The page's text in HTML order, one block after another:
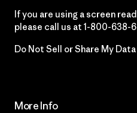
If you are using a screen
please call us at 1-800-638-
Do Not Sell or Share My Data
More Info